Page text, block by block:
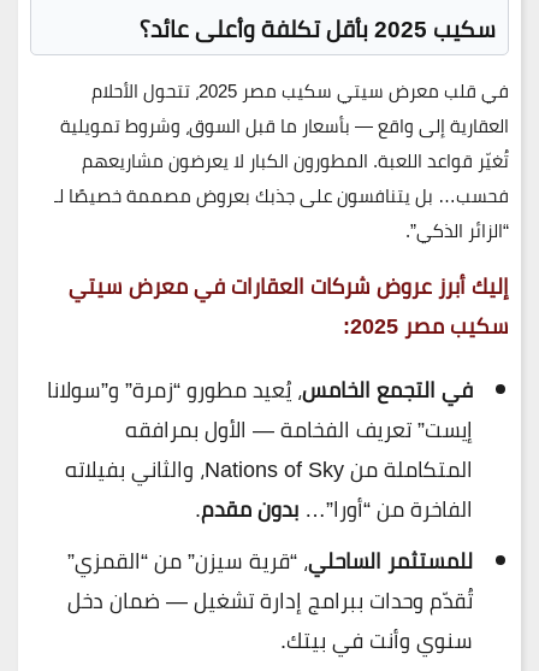
سكيب 2025 بأقل تكلفة وأعلى عائد؟
في قلب معرض سيتي سكيب مصر 2025، تتحول الأحلام
العقارية إلى واقع — بأسعار ما قبل السوق، وشروط تمويلية
تُغيّر قواعد اللعبة. المطورون الكبار لا يعرضون مشاريعهم
فحسب… بل يتنافسون على جذبك بعروض مصممة خصيصًا لـ
“الزائر الذكي”.
إليك أبرزعروض شركات العقارات في معرض سيتي
سكيب مصر 2025
:
في التجمع الخامس، يُعيد مطورو “زمرة” و”سولانا
إيست” تعريف الفخامة — الأول بمرافقه
المتكاملة من Nations of Sky، والثاني بفيلاته
الفاخرة من “أورا”… بدون مقدم.
للمستثمر الساحلي، “قرية سيزن” من “القمزي”
تُقدّم وحدات ببرامج إدارة تشغيل — ضمان دخل
سنوي وأنت في بيتك.